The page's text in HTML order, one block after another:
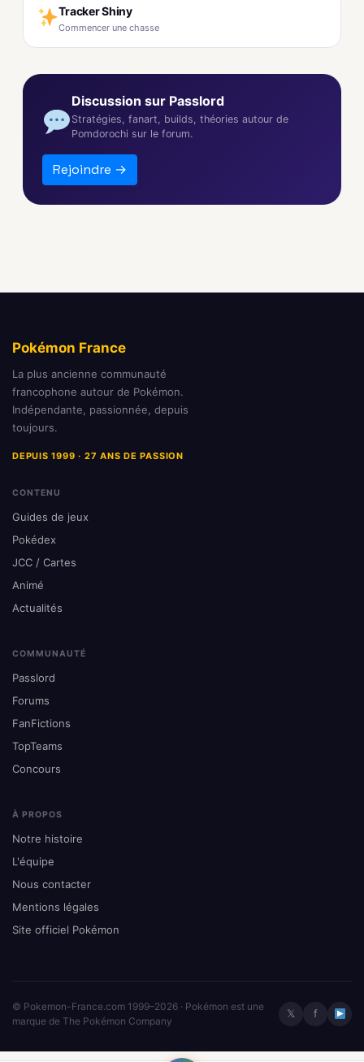
Tracker Shiny
Commencer une chasse
Discussion sur Passlord
Stratégies, fanart, builds, théories autour de
Pomdorochi sur le forum.
Rejoindre →
Pokémon France
La plus ancienne communauté
francophone autour de Pokémon.
Indépendante, passionnée, depuis
toujours.
DEPUIS 1999 · 27 ANS DE PASSION
CONTENU
Guides de jeux
Pokédex
JCC / Cartes
Animé
Actualités
COMMUNAUTÉ
Passlord
Forums
FanFictions
TopTeams
Concours
À PROPOS
Notre histoire
L'équipe
Nous contacter
Mentions légales
Site officiel Pokémon
© Pokemon-France.com 1999–2026 · Pokémon est une
marque de The Pokémon Company
𝕏 f